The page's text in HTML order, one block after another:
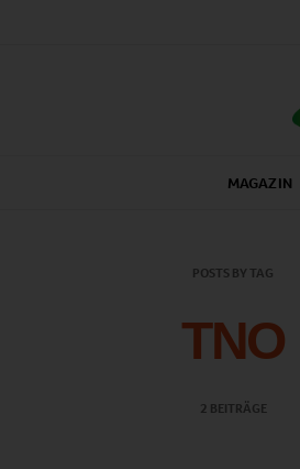
MAGAZIN
POSTS BY TAG
TNO
2 BEITRÄGE